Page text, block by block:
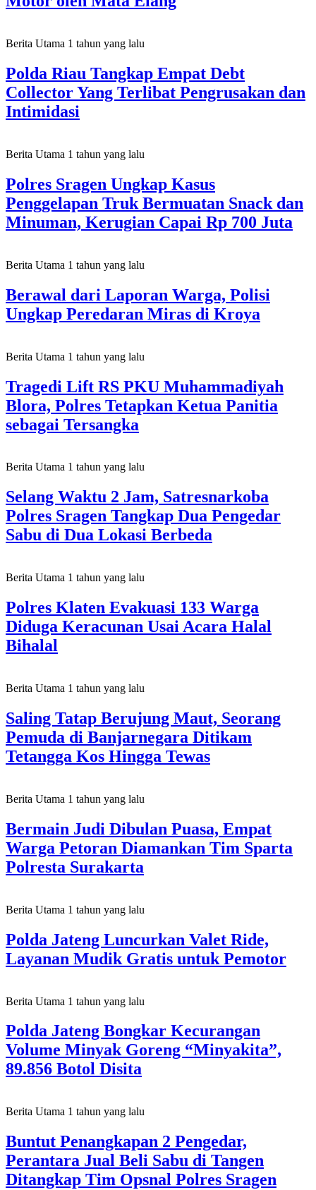
Berita Utama 1 tahun yang lalu
Polda Riau Tangkap Empat Debt
Collector Yang Terlibat Pengrusakan dan
Intimidasi
Berita Utama 1 tahun yang lalu
Polres Sragen Ungkap Kasus
Penggelapan Truk Bermuatan Snack dan
Minuman, Kerugian Capai Rp 700 Juta
Berita Utama 1 tahun yang lalu
Berawal dari Laporan Warga, Polisi
Ungkap Peredaran Miras di Kroya
Berita Utama 1 tahun yang lalu
Tragedi Lift RS PKU Muhammadiyah
Blora, Polres Tetapkan Ketua Panitia
sebagai Tersangka
Berita Utama 1 tahun yang lalu
Selang Waktu 2 Jam, Satresnarkoba
Polres Sragen Tangkap Dua Pengedar
Sabu di Dua Lokasi Berbeda
Berita Utama 1 tahun yang lalu
Polres Klaten Evakuasi 133 Warga
Diduga Keracunan Usai Acara Halal
Bihalal
Berita Utama 1 tahun yang lalu
Saling Tatap Berujung Maut, Seorang
Pemuda di Banjarnegara Ditikam
Tetangga Kos Hingga Tewas
Berita Utama 1 tahun yang lalu
Bermain Judi Dibulan Puasa, Empat
Warga Petoran Diamankan Tim Sparta
Polresta Surakarta
Berita Utama 1 tahun yang lalu
Polda Jateng Luncurkan Valet Ride,
Layanan Mudik Gratis untuk Pemotor
Berita Utama 1 tahun yang lalu
Polda Jateng Bongkar Kecurangan
Volume Minyak Goreng “Minyakita”,
89.856 Botol Disita
Berita Utama 1 tahun yang lalu
Buntut Penangkapan 2 Pengedar,
Perantara Jual Beli Sabu di Tangen
Ditangkap Tim Opsnal Polres Sragen